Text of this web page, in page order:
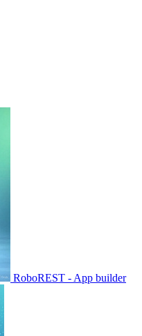
RoboREST - App builder